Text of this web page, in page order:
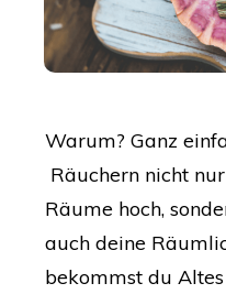
Warum? Ganz
Räuchern nicht
Räume hoch,
auch deine
bekommst du